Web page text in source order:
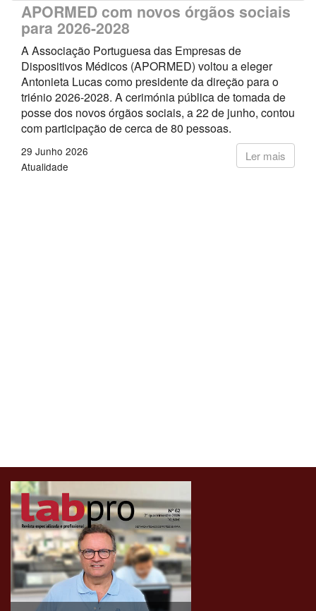
APORMED com novos órgãos sociais
para 2026-2028
A Associação Portuguesa das Empresas de
Dispositivos Médicos (APORMED) voltou a eleger
Antonieta Lucas como presidente da direção para o
triénio 2026-2028. A cerimónia pública de tomada de
posse dos novos órgãos sociais, a 22 de junho, contou
com participação de cerca de 80 pessoas.
Ler mais
29 Junho 2026
Atualidade